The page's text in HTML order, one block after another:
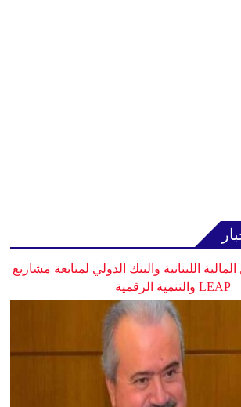
اللبنانية والبنك الدولي لمتابعة مشاريع
LEAP والتنمية الرقمية